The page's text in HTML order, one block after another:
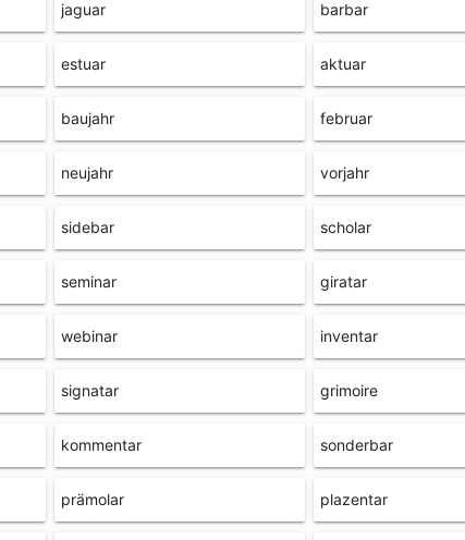
jaguar barbar
estuar aktuar
baujahr februar
neujahr vorjahr
sidebar scholar
seminar giratar
webinar inventar
signatar grimoire
kommentar sonderbar
prämolar plazentar